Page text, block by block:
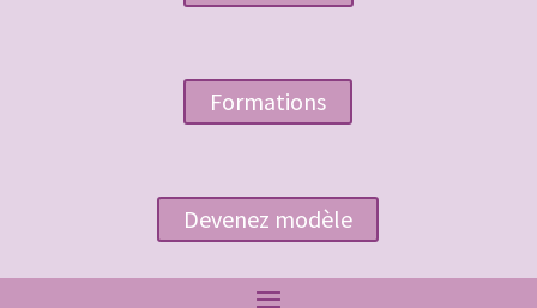
Formations
Devenez modèle